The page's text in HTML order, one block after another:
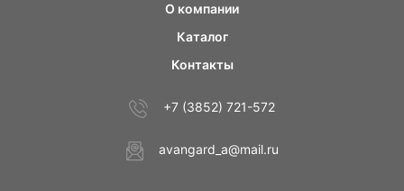
О компании
Каталог
Контакты
+7 (3852) 721-572
avangard_a@mail.ru